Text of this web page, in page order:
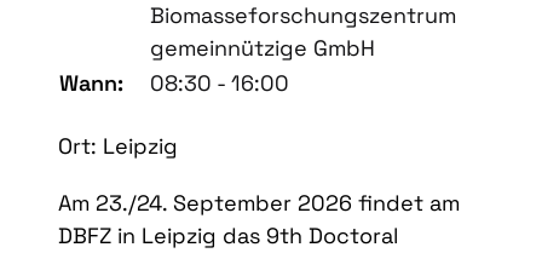
Biomasseforschungszentrum
gemeinnützige GmbH
Wann:
08:30 - 16:00
Ort: Leipzig
Am 23./24. September 2026 findet am
DBFZ in Leipzig das 9th Doctoral